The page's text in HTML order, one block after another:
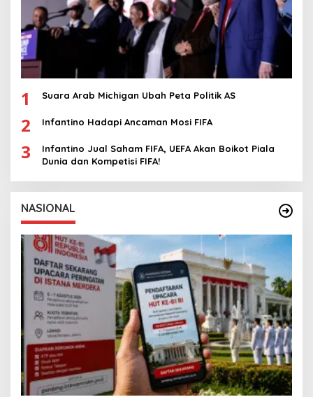
1 Suara Arab Michigan Ubah Peta Politik AS
2 Infantino Hadapi Ancaman Mosi FIFA
3
Infantino Jual Saham FIFA, UEFA Akan Boikot Piala
Dunia dan Kompetisi FIFA!
NASIONAL